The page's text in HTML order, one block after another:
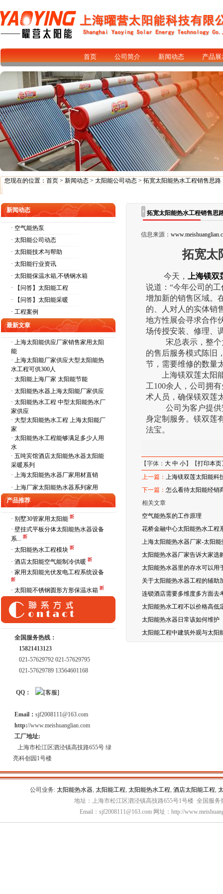
首页 公司简介 新闻动态 产品展
您现在的位置： 首页 > 新闻动态 > 太阳能公司动态 > 拓宽太阳能热水工程销售思
新闻动态
· 空气能热泵
· 太阳能公司动态
· 太阳能技术与帮助
· 太阳能行业资讯
· 太阳能保温水箱,不锈钢水箱
· 【问答】太阳能工程
· 【问答】太阳能采暖
· 工程案例
最新文章
· 上海太阳能供应厂家销售家用太阳
能
· 上海太阳能厂家供应大型太阳能热
水工程可供300人
· 太阳能上海厂家 太阳能节能
· 太阳能热水器上海太阳能厂家供应
· 太阳能热水工程 中型太阳能热水厂
家供应
· 大型太阳能热水工程 上海太阳能厂
家
· 太阳能热水工程能够满足多少人用
水
· 五吨宾馆酒店太阳能热水器太阳能
采暖系列
· 上海太阳能热水器厂家用材直销
· 上海厂家太阳能热水器系列家用
产品推荐
· 别墅30管家用太阳能
· 壁挂式平板分体太阳能热水器设备
系...
· 太阳能热水工程模块
· 酒店太阳能空气能制冷供暖
· 家用太阳能光伏发电工程系统设备
· 太阳能不锈钢圆形方形保温水箱
全国服务热线：
15821413123
021-57629792 021-57629795
021-57629789 13564601168
QQ：
Email： sjf2008111@163.com
http://www.meishuanglian.com
工厂地址:
上海市松江区泗泾镇高技路655号 绿
亮科创园1号楼
拓宽太阳能热水工程销售思
信息来源：
拓宽太
今天，
上海镁
说道：“今年公司的
增加新的销售区域。
的、人对人的实体销
地方性展会寻求合作
场传授安装、修理、
宋总表示，整个太
的售后服务模式陈旧
节，需要维修的数量
上海镁双莲太阳能
工100余人，公司拥
术人员，确保镁双莲
公司为客户提供
身定制服务。镁双莲
法宝。
【字体：大 中 小】【打印本页
上一篇：上海镁双莲太阳能科
下一篇：怎么看待太阳能经销
相关文章
空气能热泵的工作原理
花桥金融中心太阳能热水工程
上海太阳能热水器厂家-太阳
太阳能热水器厂家告诉大家选
太阳能热水器里的存水可以用
关于太阳能热水器工程的辅助
连锁酒店需要多维度多方面去
太阳能热水工程不以价格高低
太阳能热水器日常该如何维护
太阳能工程中建筑外观与太阳
公司业务: 太阳能热水器, 太阳能工程, 太阳能热水工程, 酒店太阳能工程,
地址：上海市松江区泗泾镇高技路655号1号楼 全国服务
Email：sjf2008111@163.com 网址：http://